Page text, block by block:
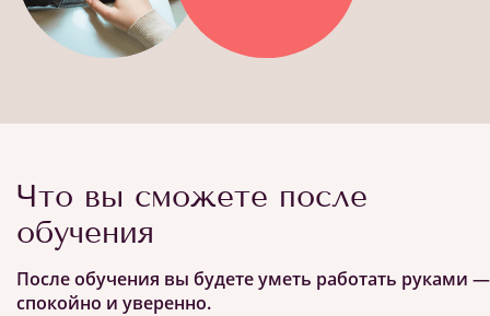
Что вы сможете после
обучения
После обучения вы будете уметь работать руками —
спокойно и уверенно.